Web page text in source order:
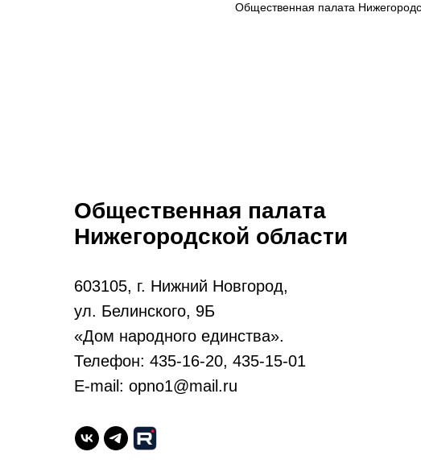
Общественная палата
Общественная палата
Нижегородской области
603105, г. Нижний Новгород,
ул. Белинского, 9Б
«Дом народного единства».
Телефон: 435-16-20, 435-15-01
E-mail: opno1@mail.ru